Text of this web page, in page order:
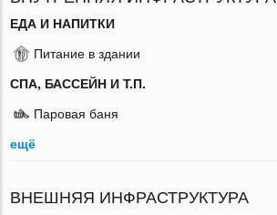
ЕДА И НАПИТКИ
Питание в здании
СПА, БАССЕЙН И Т.П.
Паровая баня
ещё
ВНЕШНЯЯ ИНФРАСТРУКТУРА